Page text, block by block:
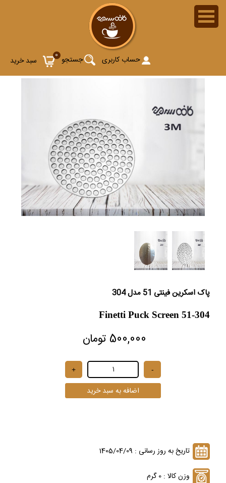
0 سبد خرید جستجو حساب کاربری
پاک اسکرین فینتی 51 مدل 304
Finetti Puck Screen 51-304
500,000 تومان
تاریخ به روز رسانی : 1405/04/09
وزن کالا : 0 گرم